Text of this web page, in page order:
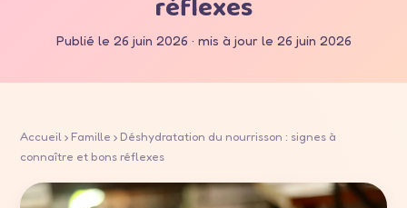
Publié le 26 juin 2026 · mis à jour le 26 juin 2026
Accueil› Famille › Déshydratation du nourrisson : signes à
connaître et bons réflexes